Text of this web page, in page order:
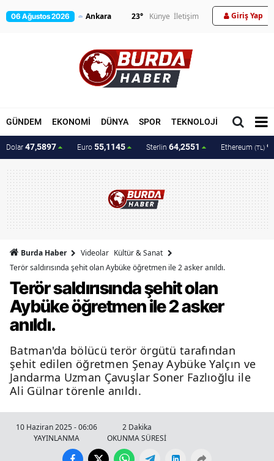
06 Ağustos 2026 23° Künye İletişim Giriş Yap
GÜNDEM EKONOMİ DÜNYA SPOR TEKNOLOJİ MAGAZİN
Dolar 47,5897 Euro 55,1145 Sterlin 64,2551 Ethereum (TL)
Burda Haber Videolar Kültür & Sanat
Terör saldırısında şehit olan Aybüke öğretmen ile 2 asker anıldı.
Terör saldırısında şehit olan
Aybüke öğretmen ile 2 asker
anıldı.
Batman'da bölücü terör örgütü tarafından
şehit edilen öğretmen Şenay Aybüke Yalçın ve
Jandarma Uzman Çavuşlar Soner Fazlıoğlu ile
Ali Gülnar törenle anıldı.
10 Haziran 2025 - 06:06
YAYINLANMA
2 Dakika
OKUNMA SÜRESİ